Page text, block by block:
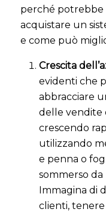
perché potrebbe
acquistare un
e come può
Crescita
evidenti che
abbracciare
delle vendite
crescendo
utilizzando
e penna o
sommerso
Immagina di
clienti, tenere